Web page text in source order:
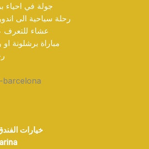
جولة في احياء
رحلة سياحية الى
عشاء للتعرف
مباراة
خيارات